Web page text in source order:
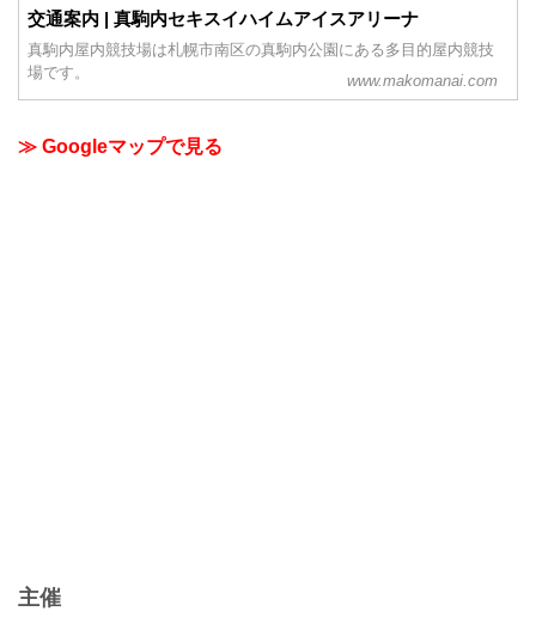
交通案内 | 真駒内セキスイハイムアイスアリーナ
真駒内屋内競技場は札幌市南区の真駒内公園にある多目的屋内競技
場です。
www.makomanai.com
≫ Googleマップで見る
主催